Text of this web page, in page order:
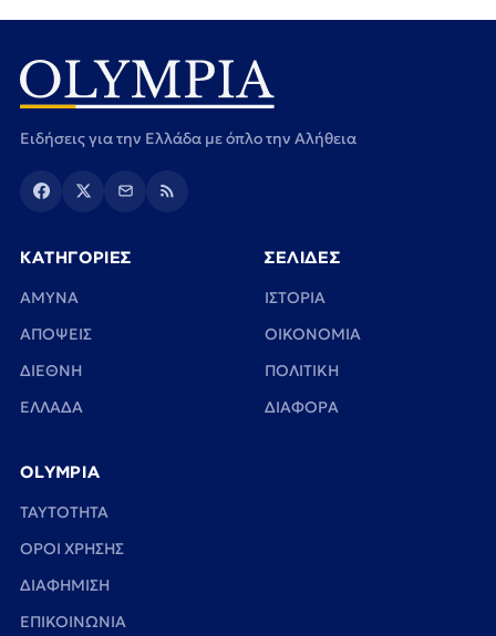
Ειδήσεις για την Ελλάδα με όπλο την Αλήθεια
ΚΑΤΗΓΟΡΙΕΣ
ΑΜΥΝΑ
ΑΠΟΨΕΙΣ
ΔΙΕΘΝΗ
ΕΛΛΑΔΑ
ΣΕΛΙΔΕΣ
ΙΣΤΟΡΙΑ
ΟΙΚΟΝΟΜΙΑ
ΠΟΛΙΤΙΚΗ
ΔΙΑΦΟΡΑ
OLYMPIA
TAYTOTHTA
ΟΡΟΙ ΧΡΗΣΗΣ
ΔΙΑΦΗΜΙΣΗ
ΕΠΙΚΟΙΝΩΝΙΑ